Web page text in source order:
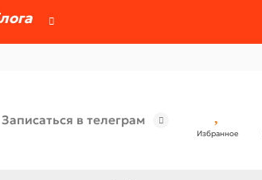
Записаться в телеграм
Избранное